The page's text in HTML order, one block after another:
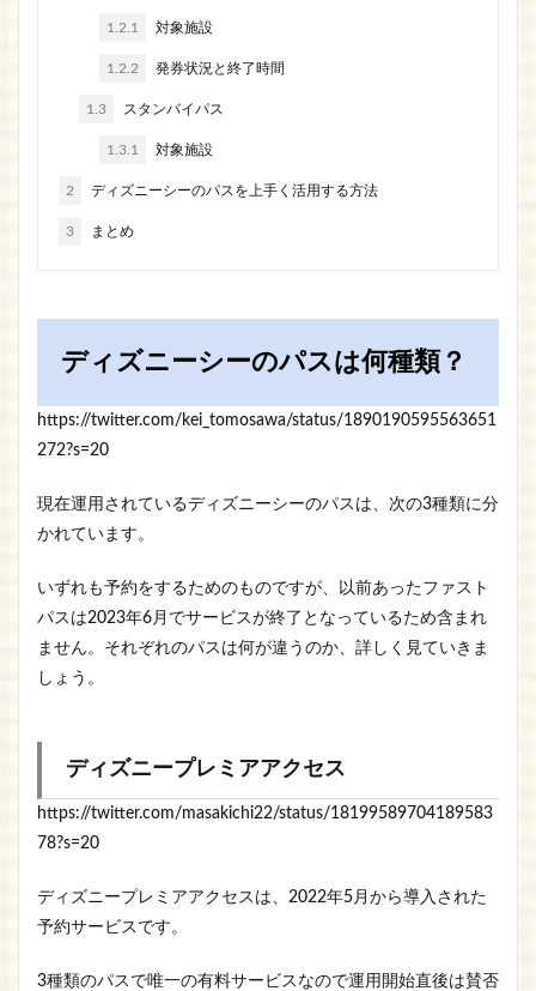
1.2.1 対象施設
1.2.2 発券状況と終了時間
1.3 スタンバイパス
1.3.1 対象施設
2 ディズニーシーのパスを上手く活用する方法
3 まとめ
ディズニーシーのパスは何種類？
https://twitter.com/kei_tomosawa/status/1890190595563651
272?s=20
現在運用されているディズニーシーのパスは、次の3種類に分
かれています。
いずれも予約をするためのものですが、以前あったファスト
パスは2023年6月でサービスが終了となっているため含まれ
ません。それぞれのパスは何が違うのか、詳しく見ていきま
しょう。
ディズニープレミアアクセス
https://twitter.com/masakichi22/status/18199589704189583
78?s=20
ディズニープレミアアクセスは、2022年5月から導入された
予約サービスです。
3種類のパスで唯一の有料サービスなので運用開始直後は賛否